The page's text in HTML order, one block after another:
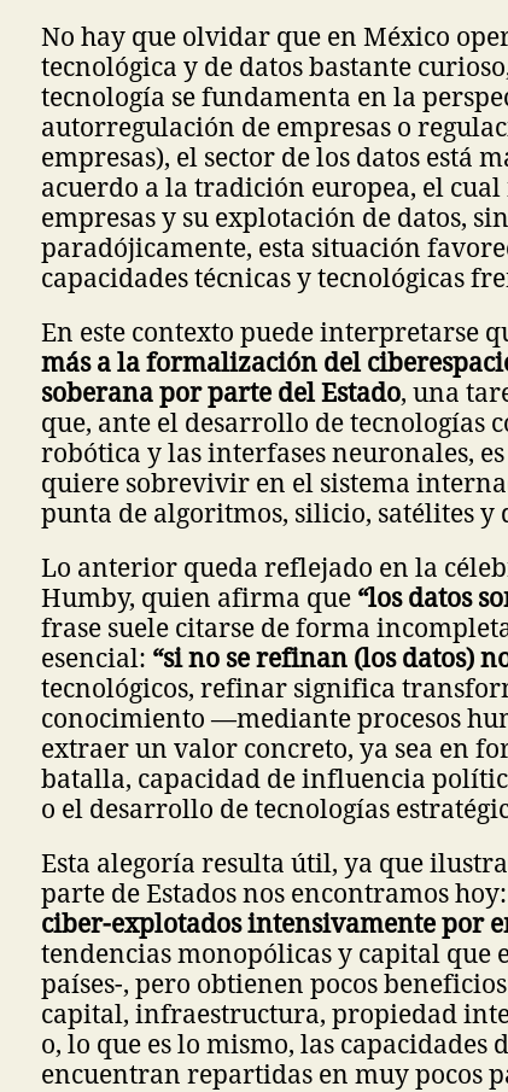
No hay que olvidar que en México
tecnológica y de datos bastante
tecnología se fundamenta en la
autorregulación de empresas o
empresas), el sector de los datos está
acuerdo a la tradición europea, el
empresas y su explotación de datos,
paradójicamente, esta situación
capacidades técnicas y tecnológicas
En este contexto puede interpretarse
más a la formalización del
soberana por parte del Estado, una
que, ante el desarrollo de
robótica y las interfases neuronales,
quiere sobrevivir en el sistema
punta de algoritmos, silicio, satélites y
Lo anterior queda reflejado en la
Humby, quien afirma que “los datos
frase suele citarse de forma
esencial: “si no se refinan (los datos)
tecnológicos, refinar significa
conocimiento —mediante procesos
extraer un valor concreto, ya sea en
batalla, capacidad de influencia
o el desarrollo de tecnologías
Esta alegoría resulta útil, ya que
parte de Estados nos encontramos hoy:
ciber-explotados intensivamente por
tendencias monopólicas y capital que
países-, pero obtienen pocos
capital, infraestructura, propiedad
o, lo que es lo mismo, las capacidades
encuentran repartidas en muy pocos